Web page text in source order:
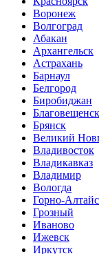
Воронеж
Волгоград
Абакан
Архангельск
Астрахань
Барнаул
Белгород
Биробиджан
Благовещенск
Брянск
Великий
Владивосток
Владикавказ
Владимир
Вологда
Горно-
Грозный
Иваново
Ижевск
Иркутск